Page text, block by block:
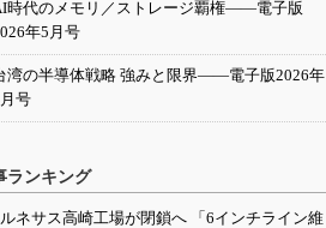
時代のメモリ／ストレージ覇権――電子版
年5月号
湾の半導体戦略 強みと限界――電子版2026年
号
ランキング
ルネサス高崎工場が閉鎖へ 「6インチライン維